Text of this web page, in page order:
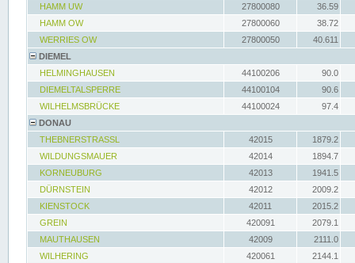
HAMM UW
27800080
36.59
HAMM OW
27800060
38.72
WERRIES OW
27800050
40.611
DIEMEL
HELMINGHAUSEN
44100206
90.0
DIEMELTALSPERRE
44100104
90.6
WILHELMSBRÜCKE
44100024
97.4
DONAU
THEBNERSTRASSL
42015
1879.2
WILDUNGSMAUER
42014
1894.7
KORNEUBURG
42013
1941.5
DÜRNSTEIN
42012
2009.2
KIENSTOCK
42011
2015.2
GREIN
420091
2079.1
MAUTHAUSEN
42009
2111.0
WILHERING
420061
2144.1